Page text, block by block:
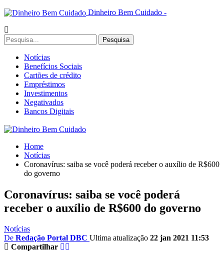
Dinheiro Bem Cuidado -
Notícias
Benefícios Sociais
Cartões de crédito
Empréstimos
Investimentos
Negativados
Bancos Digitais
Home
Notícias
Coronavírus: saiba se você poderá receber o auxílio de R$600
do governo
Coronavírus: saiba se você poderá
receber o auxílio de R$600 do governo
Notícias
De Redação Portal DBC Ultima atualização 22 jan 2021 11:53
Compartilhar